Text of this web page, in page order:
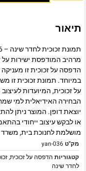
תיאור
הדפסה על זכוכית זו
במיוחד. תמונת זכוכית זו
על זכוכית, המיועדות
הבחירה האידיאלית למי
יוצאת דופן. המוצר ניתן
או לבקש עיצוב ייחודי
מושלמת לחנוכת בית, משרד
מק"טyan-036
קטגוריות הדפסה על זכוכית,
לחדר שינה